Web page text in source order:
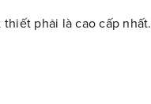
phải là cao cấp nhất.